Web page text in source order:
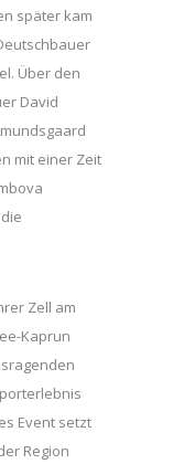
später kam
Über den
David
mit einer Zeit
Zell am
Kaprun
Event setzt
Region